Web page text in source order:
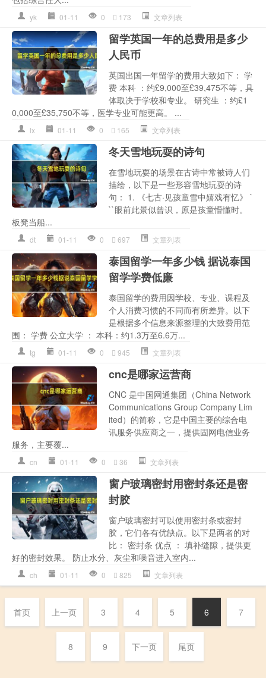
yk 01-11 0 173 文章列表
留学英国一年的总费用是多少
人民币
英国出国一年留学的费用大致如下： 学
费 本科 ：约£9,000至£39,475不等，具
体取决于学校和专业。 研究生 ：约£1
0,000至£35,750不等，医学专业可能更高。 ...
lx 01-11 0 165 文章列表
冬天雪地玩耍的诗句
在雪地玩耍的场景在古诗中常被诗人们
描绘，以下是一些形容雪地玩耍的诗
句： 1. 《七古·见孩童雪中嬉戏有忆》 `
``眼前此景似曾识，原是孩童懵懂时。
板凳当船...
dt 01-11 0 697 文章列表
泰国留学一年多少钱 据说泰国
留学学费低廉
泰国留学的费用因学校、专业、课程及
个人消费习惯的不同而有所差异。以下
是根据多个信息来源整理的大致费用范
围： 学费 公立大学 ： 本科：约1.3万至6.6万...
tg 01-11 0 945 文章列表
cnc是哪家运营商
CNC 是中国网通集团（China Network
Communications Group Company Lim
ited）的简称，它是中国主要的综合电
讯服务供应商之一，提供固网电信业务
服务，主要覆...
cn 01-11 0 36 文章列表
窗户玻璃密封用密封条还是密
封胶
窗户玻璃密封可以使用密封条或密封
胶，它们各有优缺点。以下是两者的对
比： 密封条 优点 ： 填补缝隙，提供更
好的密封效果。 防止水分、灰尘和噪音进入室内...
ch 01-11 0 825 文章列表
首页 上一页 3 4 5 6 7
8 9 下一页 尾页